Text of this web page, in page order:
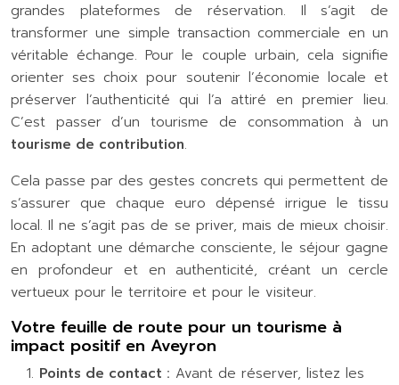
grandes plateformes de réservation. Il s’agit de
transformer une simple transaction commerciale en un
véritable échange. Pour le couple urbain, cela signifie
orienter ses choix pour soutenir l’économie locale et
préserver l’authenticité qui l’a attiré en premier lieu.
C’est passer d’un tourisme de consommation à un
tourisme de contribution.
Cela passe par des gestes concrets qui permettent de
s’assurer que chaque euro dépensé irrigue le tissu
local. Il ne s’agit pas de se priver, mais de mieux choisir.
En adoptant une démarche consciente, le séjour gagne
en profondeur et en authenticité, créant un cercle
vertueux pour le territoire et pour le visiteur.
Votre feuille de route pour un tourisme à
impact positif en Aveyron
Points de contact : Avant de réserver, listez les